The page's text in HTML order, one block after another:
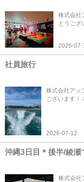
株式会社
とうござ
2026-07-
社員旅行
株式会社アッ
ございます！
2026-07-12
沖縄3日目＊後半/綾瀬
株式会社